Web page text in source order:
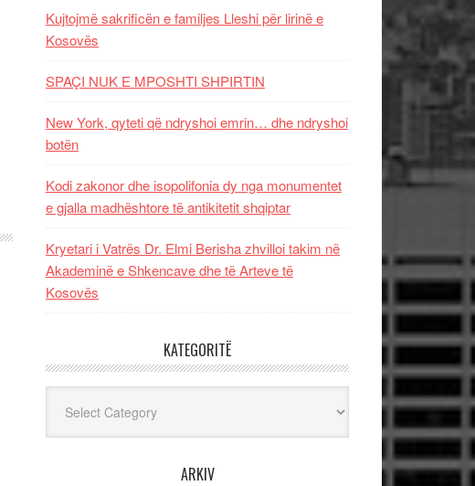
Kujtojmë sakrificën e familjes Lleshi për lirinë e
Kosovës
SPAÇI NUK E MPOSHTI SHPIRTIN
New York, qyteti që ndryshoi emrin… dhe ndryshoi
botën
Kodi zakonor dhe isopolifonia dy nga monumentet
e gjalla madhështore të antikitetit shqiptar
Kryetari i Vatrës Dr. Elmi Berisha zhvilloi takim në
Akademinë e Shkencave dhe të Arteve të
Kosovës
KATEGORITË
ARKIV